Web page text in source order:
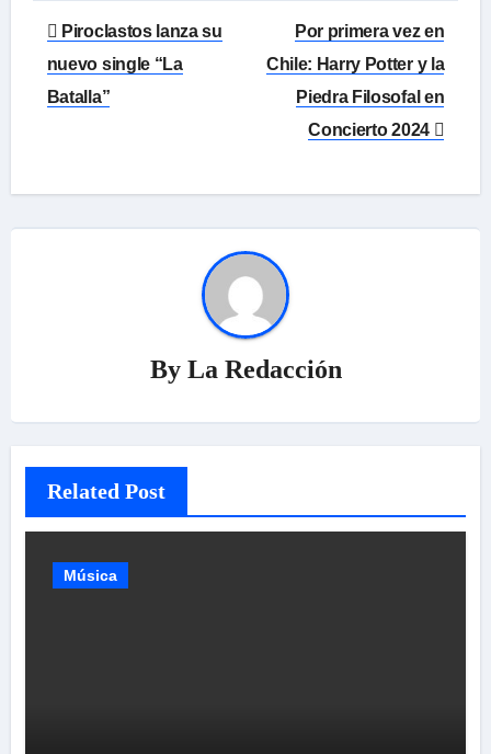
Navegación
de
entradas
Piroclastos lanza su
nuevo single “La
Batalla”
Por primera vez en
Chile: Harry Potter y la
Piedra Filosofal en
Concierto 2024
By La Redacción
Related Post
Música